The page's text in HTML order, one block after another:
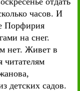
часов. И
Порфирия
на снег.
нет. Живет в
читателям
детских садов.